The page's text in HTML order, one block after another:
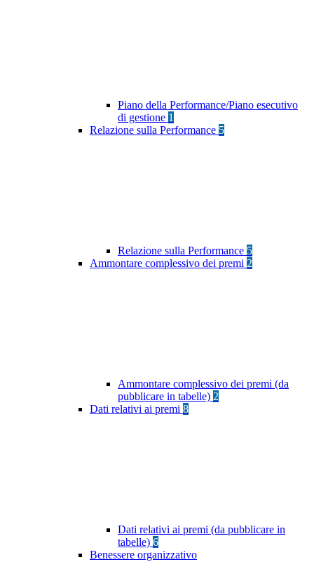
Piano della Performance/Piano esecutivo
di gestione 1
Relazione sulla Performance 5
Relazione sulla Performance 5
Ammontare complessivo dei premi 2
Ammontare complessivo dei premi (da
pubblicare in tabelle) 2
Dati relativi ai premi 8
Dati relativi ai premi (da pubblicare in
tabelle) 6
Benessere organizzativo